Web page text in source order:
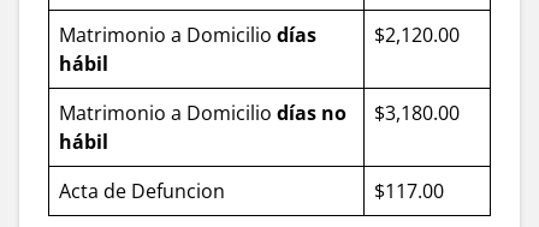
Matrimonio a Domicilio días
hábil
$2,120.00
Matrimonio a Domicilio días no
hábil
$3,180.00
Acta de Defuncion $117.00